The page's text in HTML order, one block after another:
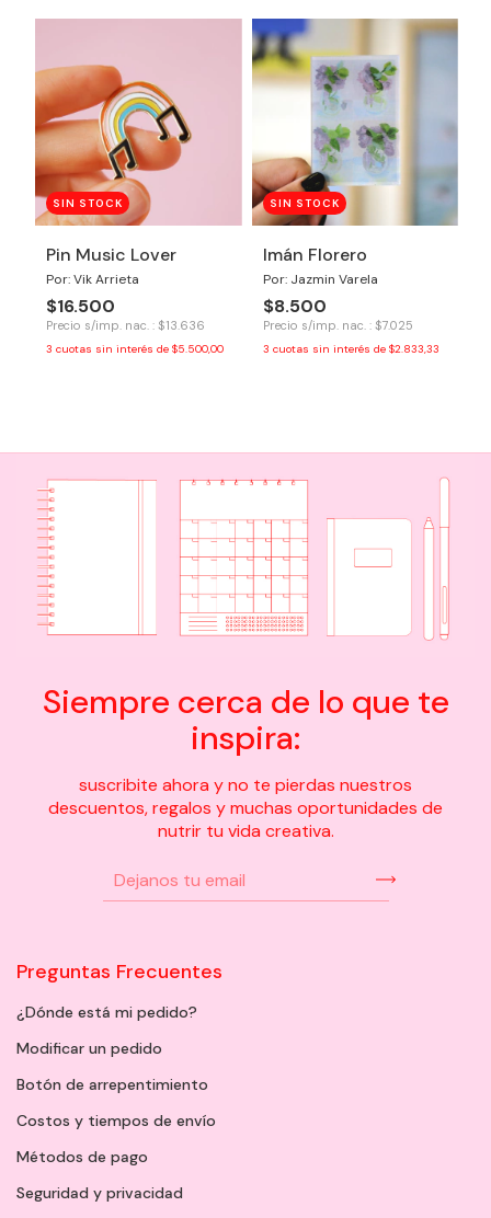
SIN STOCK
Pin Music Lover
Por: Vik Arrieta
$16.500
Precio s/imp. nac. : $13.636
3 cuotas sin interés de $5.500,00
SIN STOCK
Imán Florero
Por: Jazmin Varela
$8.500
Precio s/imp. nac. : $7.025
3 cuotas sin interés de $2.833,33
Siempre cerca de lo que te
inspira:
suscribite ahora y no te pierdas nuestros
descuentos, regalos y muchas oportunidades de
nutrir tu vida creativa.
Preguntas Frecuentes
¿Dónde está mi pedido?
Modificar un pedido
Botón de arrepentimiento
Costos y tiempos de envío
Métodos de pago
Seguridad y privacidad